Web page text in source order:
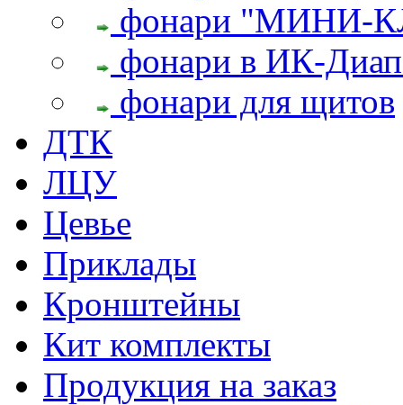
фонари "МИНИ-
фонари в ИК-
фонари для щитов
ДТК
ЛЦУ
Цевье
Приклады
Кронштейны
Кит комплекты
Продукция на заказ